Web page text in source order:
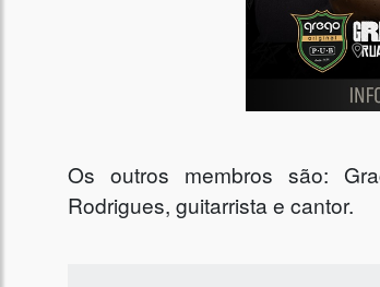
Os outros membros são:
Rodrigues, guitarrista e cantor.